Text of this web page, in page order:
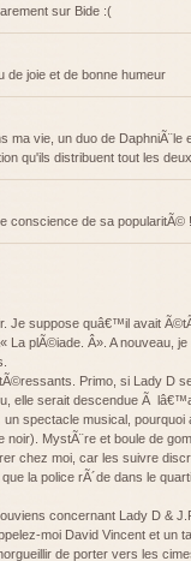
sur Bide :(
de joie et de bonne humeur
ma vie, un duo de DaphniÃ¨le
qu'ils distribuent tout les deux
conscience de sa popularitÃ© !
Je suppose quâ€™il avait
La plÃ©iade. Â». A nouveau,
Primo, si Lady D
elle serait descendue Ã
un spectacle musical,
MystÃ¨re et boule de
chez moi, car les suivre
la police rÃ´de dans le
concernant Lady D &
moi David Vincent et un
de porter vers les